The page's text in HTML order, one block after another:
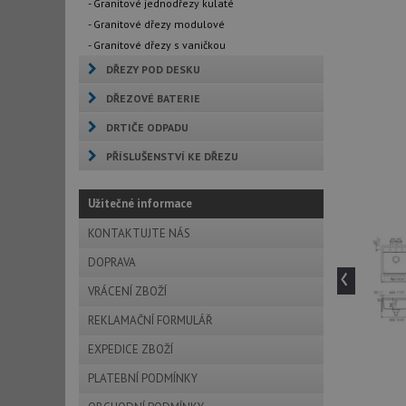
- Granitové jednodřezy kulaté
- Granitové dřezy modulové
- Granitové dřezy s vaničkou
DŘEZY POD DESKU
DŘEZOVÉ BATERIE
DRTIČE ODPADU
PŘÍSLUŠENSTVÍ KE DŘEZU
Užitečné informace
KONTAKTUJTE NÁS
DOPRAVA
VRÁCENÍ ZBOŽÍ
REKLAMAČNÍ FORMULÁŘ
EXPEDICE ZBOŽÍ
PLATEBNÍ PODMÍNKY
‹